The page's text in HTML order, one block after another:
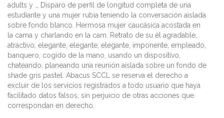
adults y … Disparo de perfil de longitud completa de una
estudiante y una mujer rubia teniendo la conversación aislada
sobre fondo blanco. Hermosa mujer caucásica acostada en
la cama y charlando en la cam. Retrato de su él agradable,
atractivo, elegante, elegante, elegante, imponente, empleado,
banquero, cogido de la mano, usando un dispositivo,
chateando, planeando una reunión aislada sobre un fondo de
shade gris pastel. Abacus SCCL se reserva el derecho a
excluir de los servicios registrados a todo usuario que haya
facilitado datos falsos, sin perjuicio de otras acciones que
correspondan en derecho.